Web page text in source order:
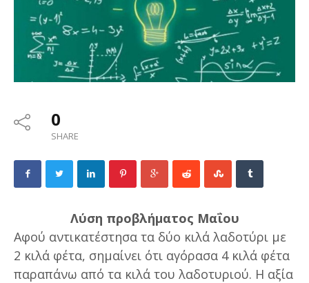
0
SHARE
Λύση προβλήματος Μαΐου
Aφού αντικατέστησα τα δύο κιλά λαδοτύρι με
2 κιλά φέτα, σημαίνει ότι αγόρασα 4 κιλά φέτα
παραπάνω από τα κιλά του λαδοτυριού. Η αξία